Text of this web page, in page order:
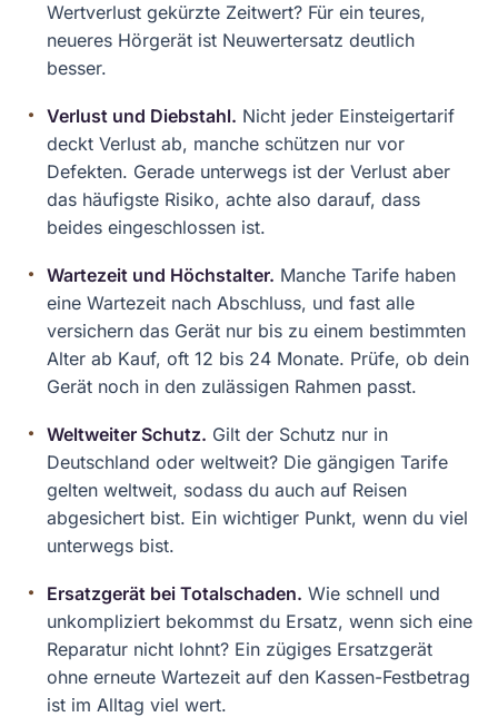
Wertverlust gekürzte Zeitwert? Für ein teures,
neueres Hörgerät ist Neuwertersatz deutlich
besser.
Verlust und Diebstahl. Nicht jeder Einsteigertarif
deckt Verlust ab, manche schützen nur vor
Defekten. Gerade unterwegs ist der Verlust aber
das häufigste Risiko, achte also darauf, dass
beides eingeschlossen ist.
Wartezeit und Höchstalter. Manche Tarife haben
eine Wartezeit nach Abschluss, und fast alle
versichern das Gerät nur bis zu einem bestimmten
Alter ab Kauf, oft 12 bis 24 Monate. Prüfe, ob dein
Gerät noch in den zulässigen Rahmen passt.
Weltweiter Schutz. Gilt der Schutz nur in
Deutschland oder weltweit? Die gängigen Tarife
gelten weltweit, sodass du auch auf Reisen
abgesichert bist. Ein wichtiger Punkt, wenn du viel
unterwegs bist.
Ersatzgerät bei Totalschaden. Wie schnell und
unkompliziert bekommst du Ersatz, wenn sich eine
Reparatur nicht lohnt? Ein zügiges Ersatzgerät
ohne erneute Wartezeit auf den Kassen-Festbetrag
ist im Alltag viel wert.